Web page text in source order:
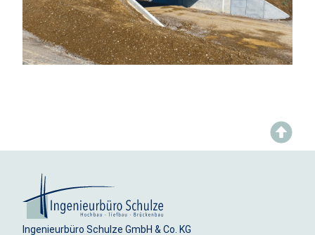
Ingenieurbüro Schulze GmbH & Co. KG